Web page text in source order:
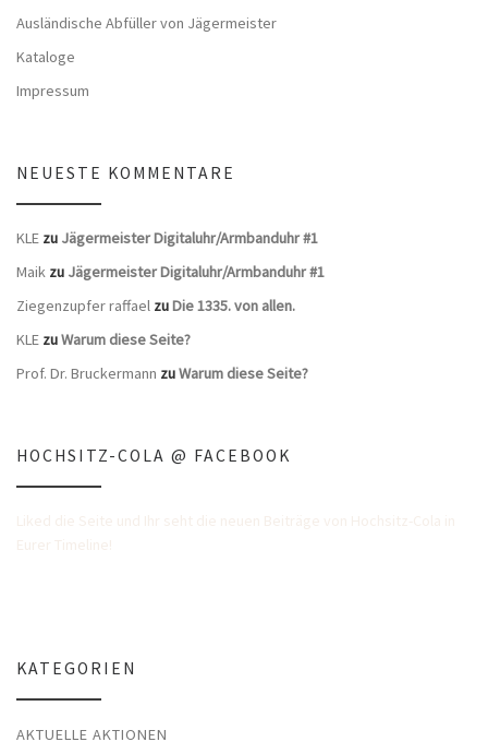
Ausländische Abfüller von Jägermeister
Kataloge
Impressum
NEUESTE KOMMENTARE
KLE zu Jägermeister Digitaluhr/Armbanduhr #1
Maik zu Jägermeister Digitaluhr/Armbanduhr #1
Ziegenzupfer raffael zuDie 1335. von allen.
KLE zuWarum diese Seite?
Prof. Dr. Bruckermann zuWarum diese Seite?
HOCHSITZ-COLA @ FACEBOOK
KATEGORIEN
AKTUELLE AKTIONEN